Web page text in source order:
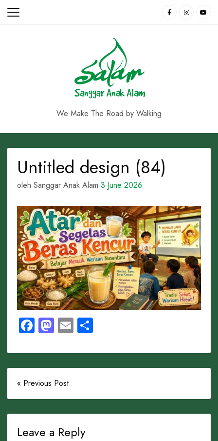
Skip
We Make The Road by Walking
Untitled design (84)
oleh Sanggar Anak Alam 3 June 2026
Facebook
Mastodon
Email
« Previous Post
Leave a Reply